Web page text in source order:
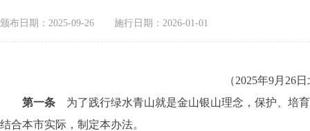
颁布日期：2025-09-26 施行日期：2026-01-01
（2025年9月26
第一条 为了践行绿水青山就是金山银山理念，保护、培
结合本市实际，制定本办法。